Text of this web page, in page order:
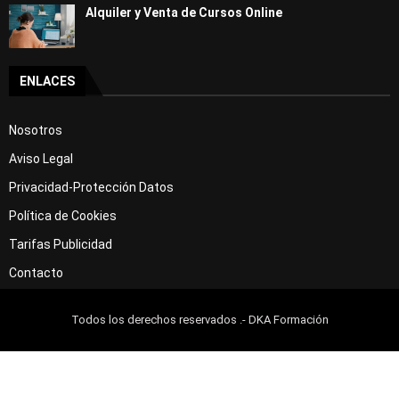
Alquiler y Venta de Cursos Online
ENLACES
Nosotros
Aviso Legal
Privacidad-Protección Datos
Política de Cookies
Tarifas Publicidad
Contacto
Todos los derechos reservados .- DKA Formación